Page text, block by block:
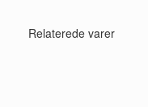
Relaterede varer